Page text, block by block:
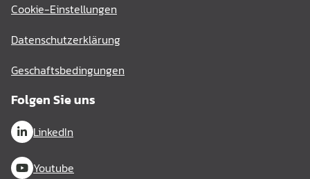
Cookie-Einstellungen
Datenschutzerklärung
Geschaftsbedingungen
Folgen Sie uns
LinkedIn
Youtube